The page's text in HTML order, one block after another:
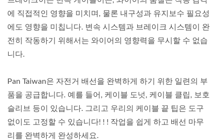
에 직접적인 영향을 미치며, 물론 내구성과 유지보수 필요성
에도 영향을 미칩니다. 변속 시스템과 브레이크 시스템이 완
전히 작동하기 위해서는 와이어의 영향력을 무시할 수 없습
니다.
Pan Taiwan은 자전거 배선을 완벽하게 하기 위한 일련의 부
품을 공급합니다. 예를 들어, 케이블 도넛, 케이블 클립, 보호
슬리브 등이 있습니다. 그리고 우리의 케이블 끝 팁은 도구
없이도 고정할 수 있습니다! ! ! 작업을 쉽게 하고 배선 마무
리를 완벽하게 완성하세요.